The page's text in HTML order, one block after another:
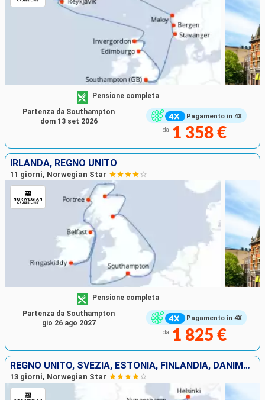
Pagamento in 4X
Pensione completa
da 1 358 €
Partenza da Southampton
dom 13 set 2026
IRLANDA, REGNO UNITO
11 giorni, Norwegian Star
Pagamento in 4X
Pensione completa
da 1 825 €
Partenza da Southampton
gio 26 ago 2027
REGNO UNITO, SVEZIA, ESTONIA, FINLANDIA, DANIMARCA, PAESI BASSI
13 giorni, Norwegian Star